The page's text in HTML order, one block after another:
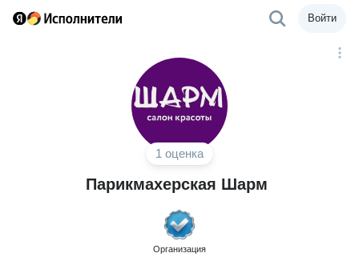
Войти
1 оценка
Парикмахерская Шарм
Организация